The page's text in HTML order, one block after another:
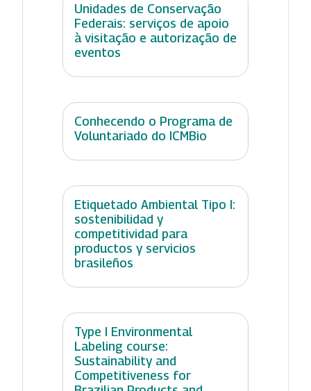
Unidades de Conservação
Federais: serviços de apoio
à visitação e autorização de
eventos
Conhecendo o Programa de
Voluntariado do ICMBio
Etiquetado Ambiental Tipo I:
sostenibilidad y
competitividad para
productos y servicios
brasileños
Type I Environmental
Labeling course:
Sustainability and
Competitiveness for